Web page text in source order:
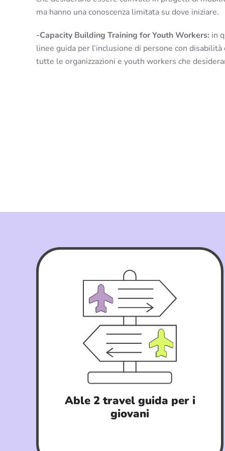
ma hanno una conoscenza limitata su dove iniziare.
-Capacity Building Training for Youth Workers: in
linee guida per l’inclusione di persone con disabilità che è
tutte le organizzazioni e youth workers che
Able 2 travel guida per i
giovani